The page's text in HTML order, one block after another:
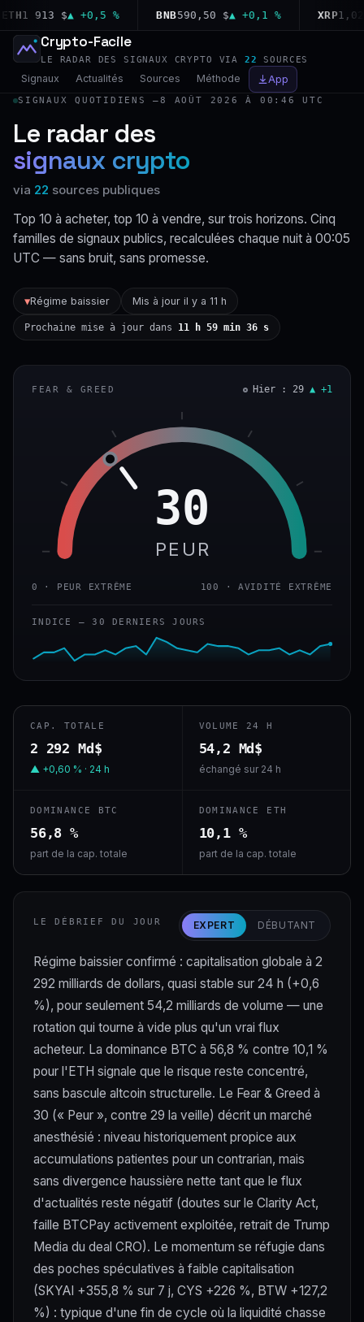
1 913 $▲ +0,5 % BNB590,50 $▲ +0,1 % XRP1,02 $
Crypto-Facile
LE RADAR DES SIGNAUX CRYPTO VIA 22 SOURCES
Signaux Actualités Sources Méthode App
SIGNAUX QUOTIDIENS —8 AOÛT 2026 À 00:46 UTC
Le radar des
signaux crypto
via 22 sources publiques
Top 10 à acheter, top 10 à vendre, sur trois horizons. Cinq
familles de signaux publics, recalculées chaque nuit à 00:05
UTC — sans bruit, sans promesse.
▼Régime baissier Mis à jour il y a 11 h
Prochaine mise à jour dans 11 h 59 min 36 s
FEAR & GREED Hier : 29 ▲ +1
30
PEUR
0 · PEUR EXTRÊME 100 · AVIDITÉ EXTRÊME
INDICE — 30 DERNIERS JOURS
CAP. TOTALE
2 292 Md$
▲ +0,60 % · 24 h
VOLUME 24 H
54,2 Md$
échangé sur 24 h
DOMINANCE BTC
56,8 %
part de la cap. totale
DOMINANCE ETH
10,1 %
part de la cap. totale
LE DÉBRIEF DU JOUR EXPERT DÉBUTANT
Régime baissier confirmé : capitalisation globale à 2
292 milliards de dollars, quasi stable sur 24 h (+0,6
%), pour seulement 54,2 milliards de volume — une
rotation qui tourne à vide plus qu'un vrai flux
acheteur. La dominance BTC à 56,8 % contre 10,1 %
pour l'ETH signale que le risque reste concentré,
sans bascule altcoin structurelle. Le Fear & Greed à
30 (« Peur », contre 29 la veille) décrit un marché
anesthésié : niveau historiquement propice aux
accumulations patientes pour un contrarian, mais
sans divergence haussière nette tant que le flux
d'actualités reste négatif (doutes sur le Clarity Act,
faille BTCPay activement exploitée, retrait de Trump
Media du deal CRO). Le momentum se réfugie dans
des poches spéculatives à faible capitalisation
(SKYAI +355,8 % sur 7 j, CYS +226 %, BTW +127,2
%) : typique d'une fin de cycle où la liquidité chasse